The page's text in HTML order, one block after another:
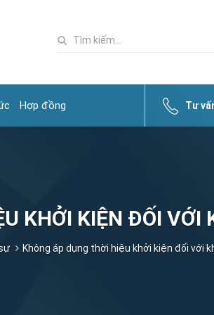
Hợp đồng Tư
KHỞI KIỆN ĐỐI VỚI
Không áp dụng thời hiệu khởi kiện đối với